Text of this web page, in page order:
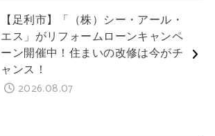
【足利市】「（株）シー・アール・
エス」がリフォームローンキャンペ
ーン開催中！住まいの改修は今がチ
ャンス！
2026.08.07